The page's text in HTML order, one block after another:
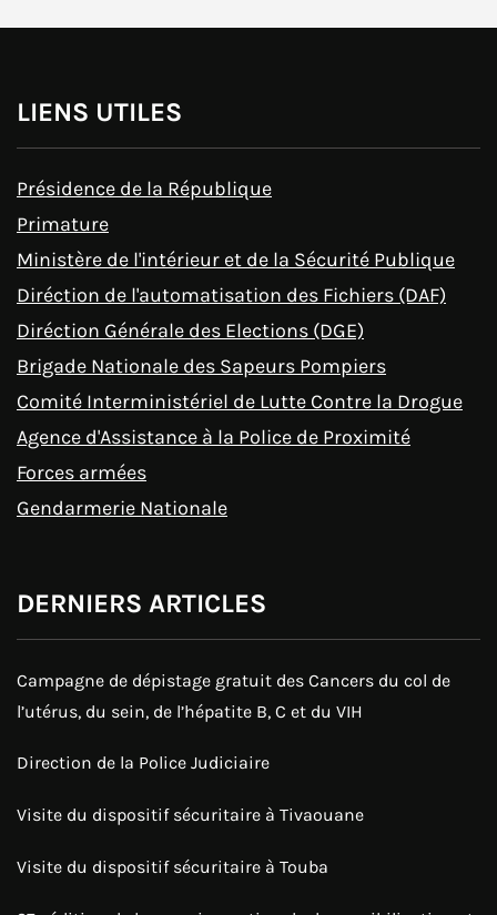
LIENS UTILES
Présidence de la République
Primature
Ministère de l'intérieur et de la Sécurité Publique
Diréction de l'automatisation des Fichiers (DAF)
Diréction Générale des Elections (DGE)
Brigade Nationale des Sapeurs Pompiers
Comité Interministériel de Lutte Contre la Drogue
Agence d'Assistance à la Police de Proximité
Forces armées
Gendarmerie Nationale
DERNIERS ARTICLES
Campagne de dépistage gratuit des Cancers du col de
l’utérus, du sein, de l’hépatite B, C et du VIH
Direction de la Police Judiciaire
Visite du dispositif sécuritaire à Tivaouane
Visite du dispositif sécuritaire à Touba